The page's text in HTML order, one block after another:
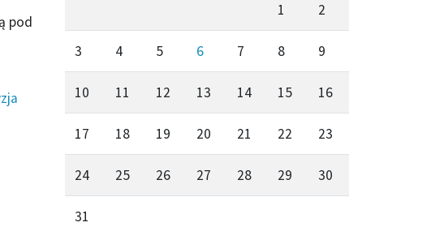
pod
1 2
3 4 5 6 7 8 9
10 11 12 13 14 15 16
17 18 19 20 21 22 23
24 25 26 27 28 29 30
31